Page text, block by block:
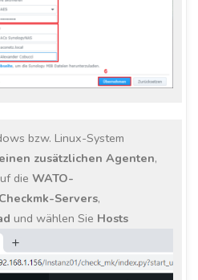
bzw. Linux-System
zusätzlichen Agenten,
dieWATO-
Checkmk-Servers,
und wählen Sie Hosts